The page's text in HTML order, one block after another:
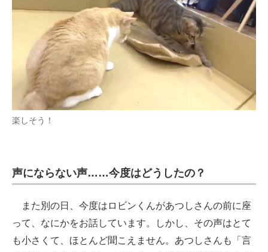
楽しそう！
声にならない声……今度はどうしたの？
また別の日、今度はロビンくんがあつしさんの前に座
って、なにかをお話しています。しかし、その声はとて
も小さくて、ほとんど聞こえません。あつしさんも「言